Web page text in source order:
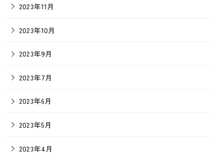
2023年11月
2023年10月
2023年9月
2023年7月
2023年6月
2023年5月
2023年4月